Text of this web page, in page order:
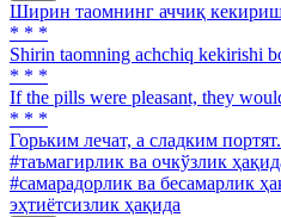
Ширин таомнинг аччиқ
* * *
Shirin taomning achchiq kekirishi
* * *
If the pills were pleasant, they
* * *
Горьким лечат, а сладким портят.
#таъмагирлик ва очкўзлик
#самарадорлик ва бесамарлик
эҳтиётсизлик ҳақида